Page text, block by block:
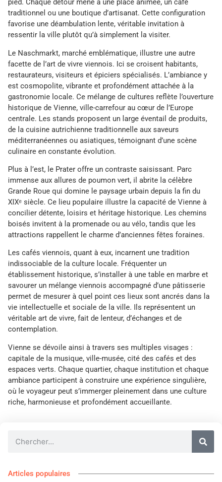
pied. Chaque détour mène à une place animée, un café
traditionnel ou une boutique d’artisanat. Cette configuration
favorise une déambulation lente, véritable invitation à
ressentir la ville plutôt qu’à simplement la visiter.
Le Naschmarkt, marché emblématique, illustre une autre
facette de l’art de vivre viennois. Ici se croisent habitants,
restaurateurs, visiteurs et épiciers spécialisés. L’ambiance y
est cosmopolite, vibrante et profondément attachée à la
gastronomie locale. Ce mélange de cultures reflète l’ouverture
historique de Vienne, ville-carrefour au cœur de l’Europe
centrale. Les stands proposent un large éventail de produits,
de la cuisine autrichienne traditionnelle aux saveurs
méditerranéennes ou asiatiques, témoignant d’une scène
culinaire en constante évolution.
Plus à l’est, le Prater offre un contraste saisissant. Parc
immense aux allures de poumon vert, il abrite la célèbre
Grande Roue qui domine le paysage urbain depuis la fin du
XIXᵉ siècle. Ce lieu populaire illustre la capacité de Vienne à
concilier détente, loisirs et héritage historique. Les chemins
boisés invitent à la promenade ou au vélo, tandis que les
attractions rappellent le charme d’anciennes fêtes foraines.
Les cafés viennois, quant à eux, incarnent une tradition
indissociable de la culture locale. Fréquenter un
établissement historique, s’installer à une table en marbre et
savourer un mélange viennois accompagné d’une pâtisserie
permet de mesurer à quel point ces lieux sont ancrés dans la
vie intellectuelle et sociale de la ville. Ils représentent un
véritable art de vivre, fait de lenteur, d’échanges et de
contemplation.
Vienne se dévoile ainsi à travers ses multiples visages :
capitale de la musique, ville-musée, cité des cafés et des
espaces verts. Chaque quartier, chaque institution et chaque
ambiance participent à construire une expérience singulière,
où le voyageur peut s’immerger pleinement dans une culture
riche, harmonieuse et profondément accueillante.
Articles populaires